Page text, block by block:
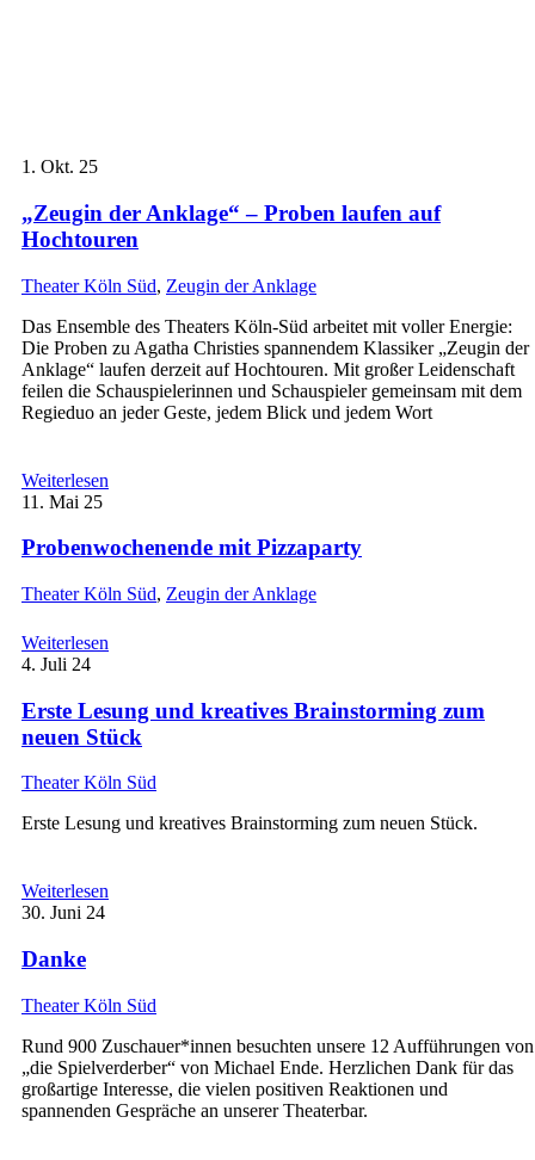
1. Okt. 25
„Zeugin der Anklage“ – Proben laufen auf
Hochtouren
Theater Köln Süd, Zeugin der Anklage
Das Ensemble des Theaters Köln-Süd arbeitet mit voller Energie:
Die Proben zu Agatha Christies spannendem Klassiker „Zeugin der
Anklage“ laufen derzeit auf Hochtouren. Mit großer Leidenschaft
feilen die Schauspielerinnen und Schauspieler gemeinsam mit dem
Regieduo an jeder Geste, jedem Blick und jedem Wort
Weiterlesen
11. Mai 25
Probenwochenende mit Pizzaparty
Theater Köln Süd, Zeugin der Anklage
Weiterlesen
4. Juli 24
Erste Lesung und kreatives Brainstorming zum
neuen Stück
Theater Köln Süd
Erste Lesung und kreatives Brainstorming zum neuen Stück.
Weiterlesen
30. Juni 24
Danke
Theater Köln Süd
Rund 900 Zuschauer*innen besuchten unsere 12 Aufführungen von
„die Spielverderber“ von Michael Ende. Herzlichen Dank für das
großartige Interesse, die vielen positiven Reaktionen und
spannenden Gespräche an unserer Theaterbar.